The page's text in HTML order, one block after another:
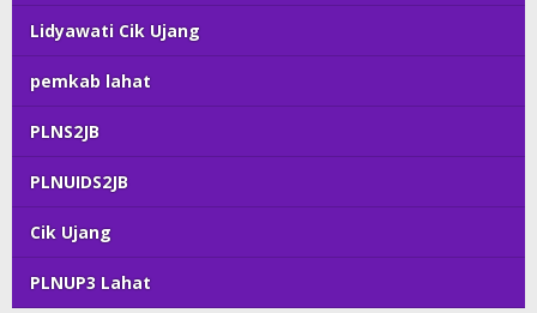
Lidyawati Cik Ujang
pemkab lahat
PLNS2JB
PLNUIDS2JB
Cik Ujang
PLNUP3 Lahat